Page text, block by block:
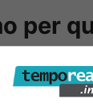
per